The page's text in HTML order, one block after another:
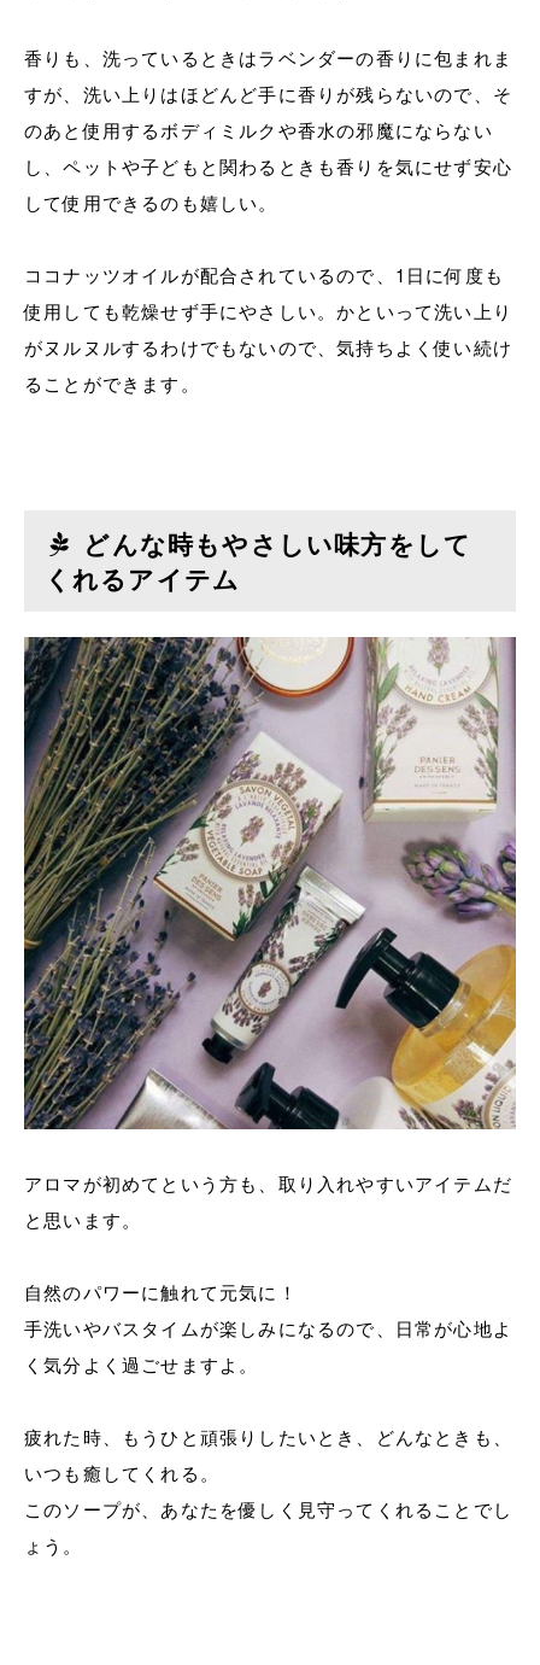
香りも、洗っているときはラベンダーの香りに包まれま
すが、洗い上りはほどんど手に香りが残らないので、そ
のあと使用するボディミルクや香水の邪魔にならない
し、ペットや子どもと関わるときも香りを気にせず安心
して使用できるのも嬉しい。
ココナッツオイルが配合されているので、1日に何度も
使用しても乾燥せず手にやさしい。かといって洗い上り
がヌルヌルするわけでもないので、気持ちよく使い続け
ることができます。
どんな時もやさしい味方をして
くれるアイテム
アロマが初めてという方も、取り入れやすいアイテムだ
と思います。
自然のパワーに触れて元気に！
手洗いやバスタイムが楽しみになるので、日常が心地よ
く気分よく過ごせますよ。
疲れた時、もうひと頑張りしたいとき、どんなときも、
いつも癒してくれる。
このソープが、あなたを優しく見守ってくれることでし
ょう。